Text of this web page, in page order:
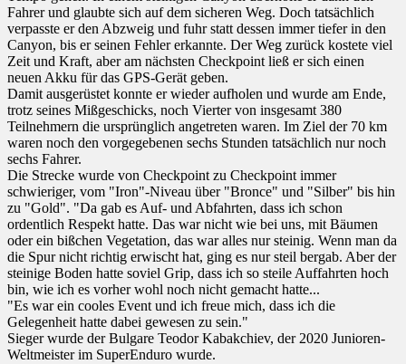
Fahrer und glaubte sich auf dem sicheren Weg. Doch tatsächlich
verpasste er den Abzweig und fuhr statt dessen immer tiefer in den
Canyon, bis er seinen Fehler erkannte. Der Weg zurück kostete viel
Zeit und Kraft, aber am nächsten Checkpoint ließ er sich einen
neuen Akku für das GPS-Gerät geben.
Damit ausgerüstet konnte er wieder aufholen und wurde am Ende,
trotz seines Mißgeschicks, noch Vierter von insgesamt 380
Teilnehmern die ursprünglich angetreten waren. Im Ziel der 70 km
waren noch den vorgegebenen sechs Stunden tatsächlich nur noch
sechs Fahrer.
Die Strecke wurde von Checkpoint zu Checkpoint immer
schwieriger, vom "Iron"-Niveau über "Bronce" und "Silber" bis hin
zu "Gold". "Da gab es Auf- und Abfahrten, dass ich schon
ordentlich Respekt hatte. Das war nicht wie bei uns, mit Bäumen
oder ein bißchen Vegetation, das war alles nur steinig. Wenn man da
die Spur nicht richtig erwischt hat, ging es nur steil bergab. Aber der
steinige Boden hatte soviel Grip, dass ich so steile Auffahrten hoch
bin, wie ich es vorher wohl noch nicht gemacht hatte...
"Es war ein cooles Event und ich freue mich, dass ich die
Gelegenheit hatte dabei gewesen zu sein."
Sieger wurde der Bulgare Teodor Kabakchiev, der 2020 Junioren-
Weltmeister im SuperEnduro wurde.